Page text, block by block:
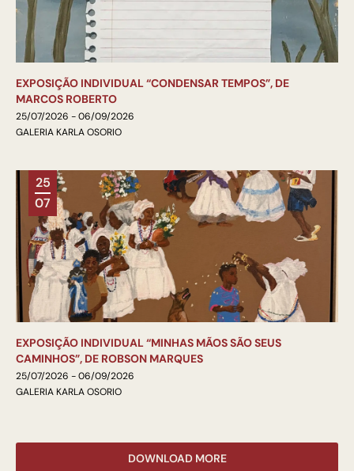
EXPOSIÇÃO INDIVIDUAL “CONDENSAR TEMPOS”, DE
MARCOS ROBERTO
25/07/2026 - 06/09/2026
GALERIA KARLA OSORIO
25
07
EXPOSIÇÃO INDIVIDUAL “MINHAS MÃOS SÃO SEUS
CAMINHOS”, DE ROBSON MARQUES
25/07/2026 - 06/09/2026
GALERIA KARLA OSORIO
DOWNLOAD MORE